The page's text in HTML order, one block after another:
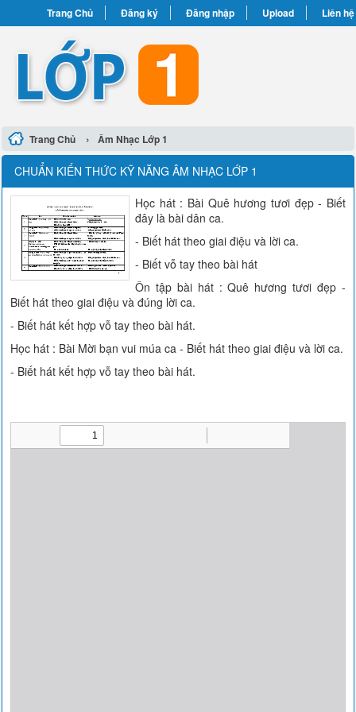
Trang Chủ Đăng ký Đăng nhập Upload Liên hệ
Trang Chủ › Âm Nhạc Lớp 1
CHUẨN KIẾN THỨC KỸ NĂNG ÂM NHẠC LỚP 1
Học hát : Bài Quê hương tươi đẹp - Biết
đây là bài dân ca.
- Biết hát theo giai điệu và lời ca.
- Biết vỗ tay theo bài hát
Ôn tập bài hát : Quê hương tươi đẹp -
Biết hát theo giai điệu và đúng lời ca.
- Biết hát kết hợp vỗ tay theo bài hát.
Học hát : Bài Mời bạn vui múa ca - Biết hát theo giai điệu và lời ca.
- Biết hát kết hợp vỗ tay theo bài hát.